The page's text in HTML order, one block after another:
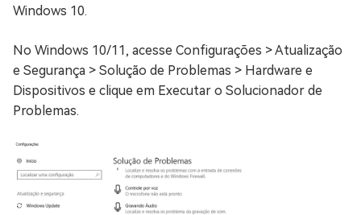
Windows 10.
No Windows 10/11, acesse Configurações > Atualização
e Segurança > Solução de Problemas > Hardware e
Dispositivos e clique em Executar o Solucionador de
Problemas.